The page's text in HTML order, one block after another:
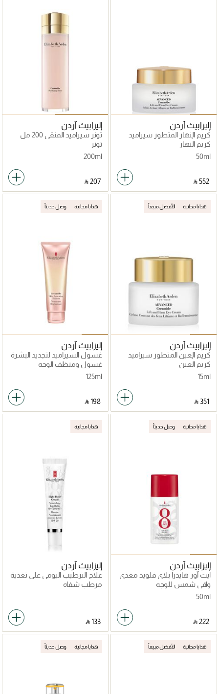
إليزابيث آردن
كريم النهار المتطور سيراميد
ليفت أند فيرم
كريم النهار
50ml
‎ ⃁ ⁦552⁩ ‎
إليزابيث آردن
تونر سيراميد المنقي 200 مل
تونر
200ml
‎ ⃁ ⁦207⁩ ‎
هدايا مجانية الأفضل مبيعاً
إليزابيث آردن
كريم العين المتطور سيراميد
ليفت أند فيرم
كريم العين
15ml
‎ ⃁ ⁦351⁩ ‎
هدايا مجانية وصل حديثاً
إليزابيث آردن
غسول السيراميد لتجديد البشرة
غسول ومنظف الوجه
125ml
‎ ⃁ ⁦198⁩ ‎
هدايا مجانية وصل حديثاً
إليزابيث آردن
ايت آور هايدرا بلاي فلويد مغذي
للحماية اليومية بمعامل حماية
واسع SPF40
واقي شمس للوجه
50ml
‎ ⃁ ⁦222⁩ ‎
هدايا مجانية
إليزابيث آردن
علاج الترطيب اليومي على تغذية
الشفتين
مرطب شفاه
‎ ⃁ ⁦133⁩ ‎
هدايا مجانية الأفضل مبيعاً هدايا مجانية وصل حديثاً